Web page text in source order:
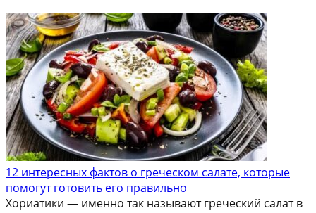
12 интересных фактов о греческом салате, которые
помогут готовить его правильно
Хориатики — именно так называют греческий салат в